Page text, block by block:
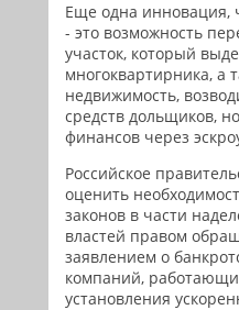
Еще одна инновация,
- это возможность
участок, который
многоквартирника, а
недвижимость,
средств дольщиков,
финансов через
Российское
оценить
законов в части
властей правом
заявлением о
компаний,
установления